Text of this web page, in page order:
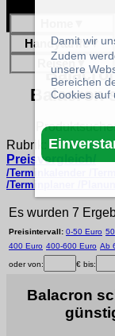
Handytarife▼
Reisen▼
Balacron
Rubrik:
Preisvergleich/
/Terminkalender /
/Terminplaner /
Es wurden 7
Preisintervall: 0-50 Euro
400 Euro 400-600 Euro Ab
oder von: € bis:
Balacron
Damit wir
Zudem
unsere
Bereichen
Cookies auf